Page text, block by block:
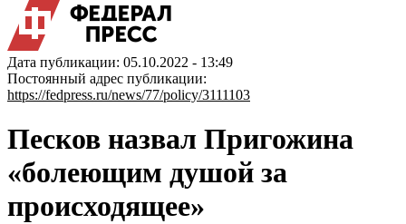
Дата публикации: 05.10.2022 - 13:49
Постоянный адрес публикации:
https://fedpress.ru/news/77/policy/3111103
Песков назвал Пригожина
«болеющим душой за
происходящее»